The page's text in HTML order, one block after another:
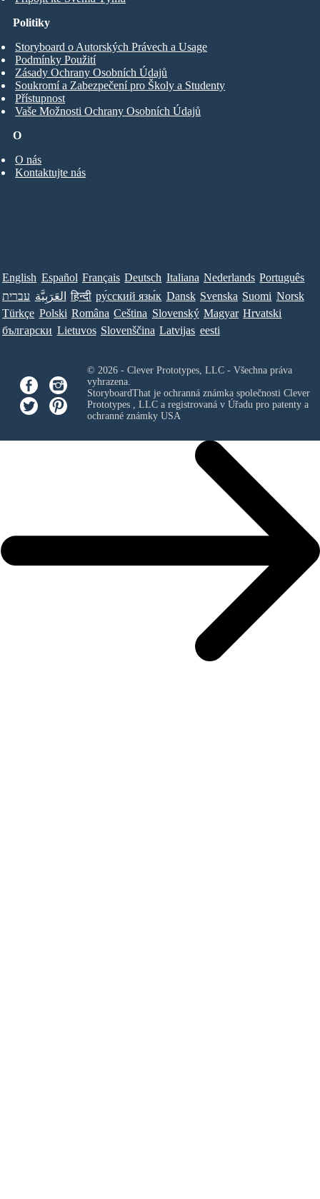
O
O nás
Kontaktujte nás
Politiky
Storyboard o Autorských Právech a Usage
Podmínky Použití
Zásady Ochrany Osobních Údajů
Soukromí a Zabezpečení pro Školy a Studenty
Přístupnost
Vaše Možnosti Ochrany Osobních Údajů
English Español Français Deutsch Italiana Nederlands Português
עברית العَرَبِيَّة हिन्दी ру́сский язы́к Dansk Svenska Suomi Norsk
Türkçe Polski Româna Ceština Slovenský Magyar Hrvatski
български Lietuvos Slovenščina Latvijas eesti
© 2026 - Clever Prototypes, LLC - Všechna práva
vyhrazena.
StoryboardThat je ochranná známka společnosti Clever
Prototypes , LLCa registrovaná v Úřadu pro patenty a
ochranné známky USA